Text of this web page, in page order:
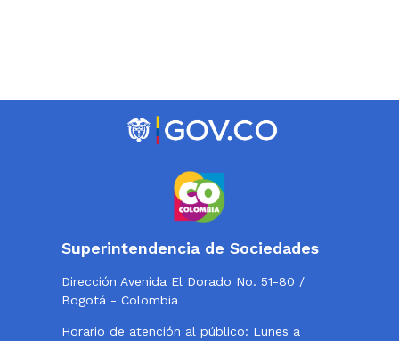
Superintendencia de Sociedades
Dirección Avenida El Dorado No. 51-80 /
Bogotá - Colombia
Horario de atención al público: Lunes a